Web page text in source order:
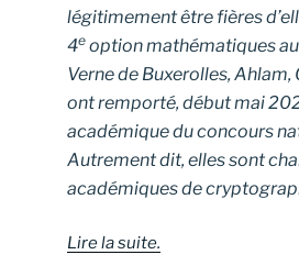
légitimement être fières
4e option mathématiques
Verne de Buxerolles, Ahlam,
ont remporté, début mai
académique du concours
Autrement dit, elles sont
académiques de
Lire la suite.